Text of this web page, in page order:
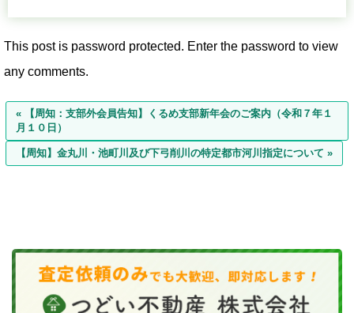
This post is password protected. Enter the password to view
any comments.
« 【周知：支部外会員告知】くるめ支部新年会のご案内（令和７年１
月１０日）
【周知】金丸川・池町川及び下弓削川の特定都市河川指定について »